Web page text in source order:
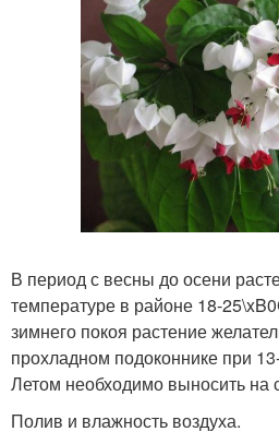
В период с весны до осени
температуре в районе 18-
зимнего покоя растение
прохладном подоконнике при
Летом необходимо выносить на
Полив и влажность воздуха.